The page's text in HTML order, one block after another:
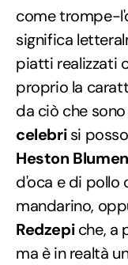
come trompe-
significa
piatti realizzati
proprio la
da ciò che
celebrisi
Heston
d'oca e di pollo
mandarino,
Redzepiche, a
ma è in realtà